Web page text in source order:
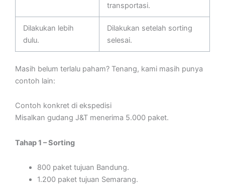
transportasi.
Dilakukan lebih
dulu.
Dilakukan setelah sorting
selesai.
Masih belum terlalu paham? Tenang, kami masih punya
contoh lain:
Contoh konkret di ekspedisi
Misalkan gudang J&T menerima 5.000 paket.
Tahap 1 – Sorting
800 paket tujuan Bandung.
1.200 paket tujuan Semarang.